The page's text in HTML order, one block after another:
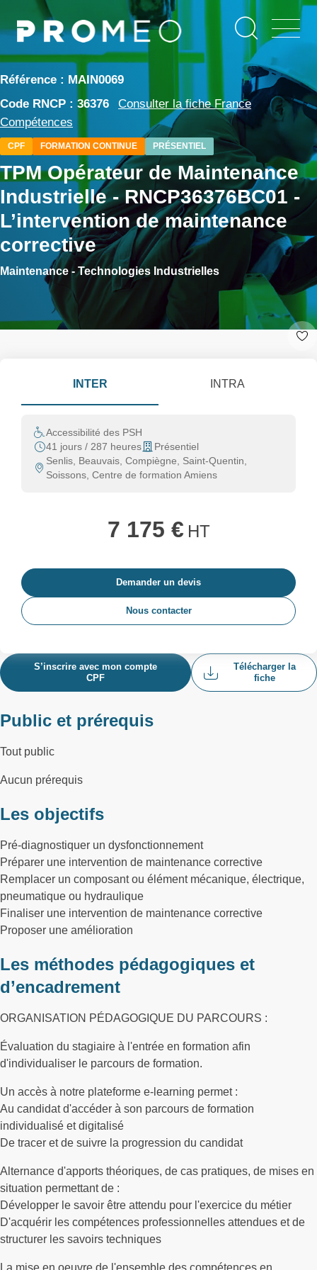
contenu
principal
Référence : MAIN0069
Code RNCP : 36376
Consulter la fiche France
Compétences
CPF FORMATION CONTINUE PRÉSENTIEL
TPM Opérateur de Maintenance
Industrielle - RNCP36376BC01 -
L’intervention de maintenance
corrective
Maintenance - Technologies Industrielles
S’inscrire avec mon compte
CPF
Télécharger la
fiche
Public et prérequis
Tout public
Aucun prérequis
Les objectifs
Pré-diagnostiquer un dysfonctionnement
Préparer une intervention de maintenance corrective
Remplacer un composant ou élément mécanique, électrique,
pneumatique ou hydraulique
Finaliser une intervention de maintenance corrective
Proposer une amélioration
Les méthodes pédagogiques et
d’encadrement
ORGANISATION PÉDAGOGIQUE DU PARCOURS :
Évaluation du stagiaire à l'entrée en formation afin
d'individualiser le parcours de formation.
Un accès à notre plateforme e-learning permet :
Au candidat d'accéder à son parcours de formation
individualisé et digitalisé
De tracer et de suivre la progression du candidat
Alternance d'apports théoriques, de cas pratiques, de mises en
situation permettant de :
Développer le savoir être attendu pour l'exercice du métier
D'acquérir les compétences professionnelles attendues et de
structurer les savoirs techniques
La mise en oeuvre de l'ensemble des compétences en
INTER INTRA
Accessibilité des PSH
41 jours / 287 heures
Présentiel
Senlis, Beauvais, Compiègne, Saint-Quentin,
Soissons, Centre de formation Amiens
7 175 € HT
Demander un devis
Nous contacter
Panneau de gestion des cookies